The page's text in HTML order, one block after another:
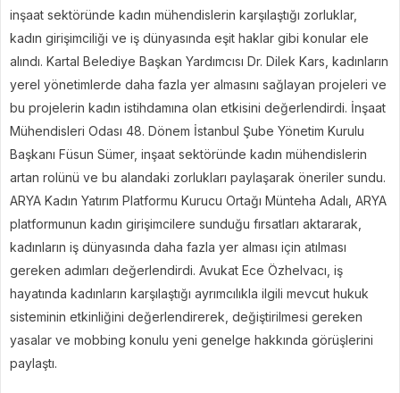
inşaat sektöründe kadın mühendislerin karşılaştığı zorluklar,
kadın girişimciliği ve iş dünyasında eşit haklar gibi konular ele
alındı. Kartal Belediye Başkan Yardımcısı Dr. Dilek Kars, kadınların
yerel yönetimlerde daha fazla yer almasını sağlayan projeleri ve
bu projelerin kadın istihdamına olan etkisini değerlendirdi. İnşaat
Mühendisleri Odası 48. Dönem İstanbul Şube Yönetim Kurulu
Başkanı Füsun Sümer, inşaat sektöründe kadın mühendislerin
artan rolünü ve bu alandaki zorlukları paylaşarak öneriler sundu.
ARYA Kadın Yatırım Platformu Kurucu Ortağı Münteha Adalı, ARYA
platformunun kadın girişimcilere sunduğu fırsatları aktararak,
kadınların iş dünyasında daha fazla yer alması için atılması
gereken adımları değerlendirdi. Avukat Ece Özhelvacı, iş
hayatında kadınların karşılaştığı ayrımcılıkla ilgili mevcut hukuk
sisteminin etkinliğini değerlendirerek, değiştirilmesi gereken
yasalar ve mobbing konulu yeni genelge hakkında görüşlerini
paylaştı.